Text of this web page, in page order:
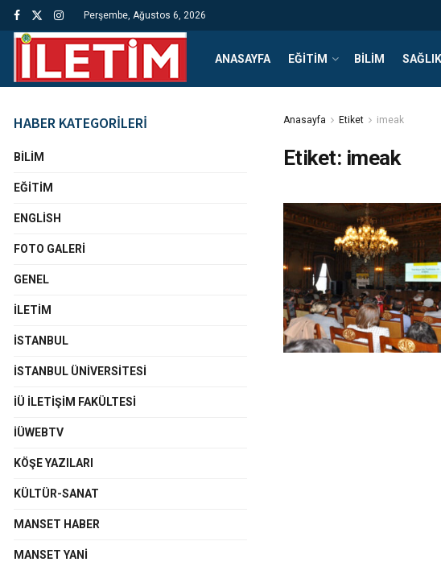
Perşembe, Ağustos 6, 2026
ANASAYFA EĞITIM BILIM SAĞLIK
Anasayfa Etiket imeak
Etiket: imeak
HABER KATEGORİLERİ
BILIM
EĞITIM
ENGLISH
FOTO GALERI
GENEL
İLETIM
İSTANBUL
İSTANBUL ÜNIVERSITESI
İÜ İLETIŞIM FAKÜLTESI
İÜWEBTV
KÖŞE YAZILARI
KÜLTÜR-SANAT
MANSET HABER
MANSET YANI